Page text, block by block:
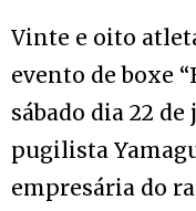
Vinte e oito
evento de boxe
sábado dia 22
pugilista
empresária do